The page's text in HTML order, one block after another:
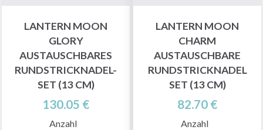
LANTERN MOON
GLORY
AUSTAUSCHBARES
RUNDSTRICKNADEL-
SET (13 CM)
130.05 €
Anzahl
LANTERN MOON
CHARM
AUSTAUSCHBARE
RUNDSTRICKNADEL
SET (13 CM)
82.70 €
Anzahl